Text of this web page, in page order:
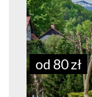
od 80 zł